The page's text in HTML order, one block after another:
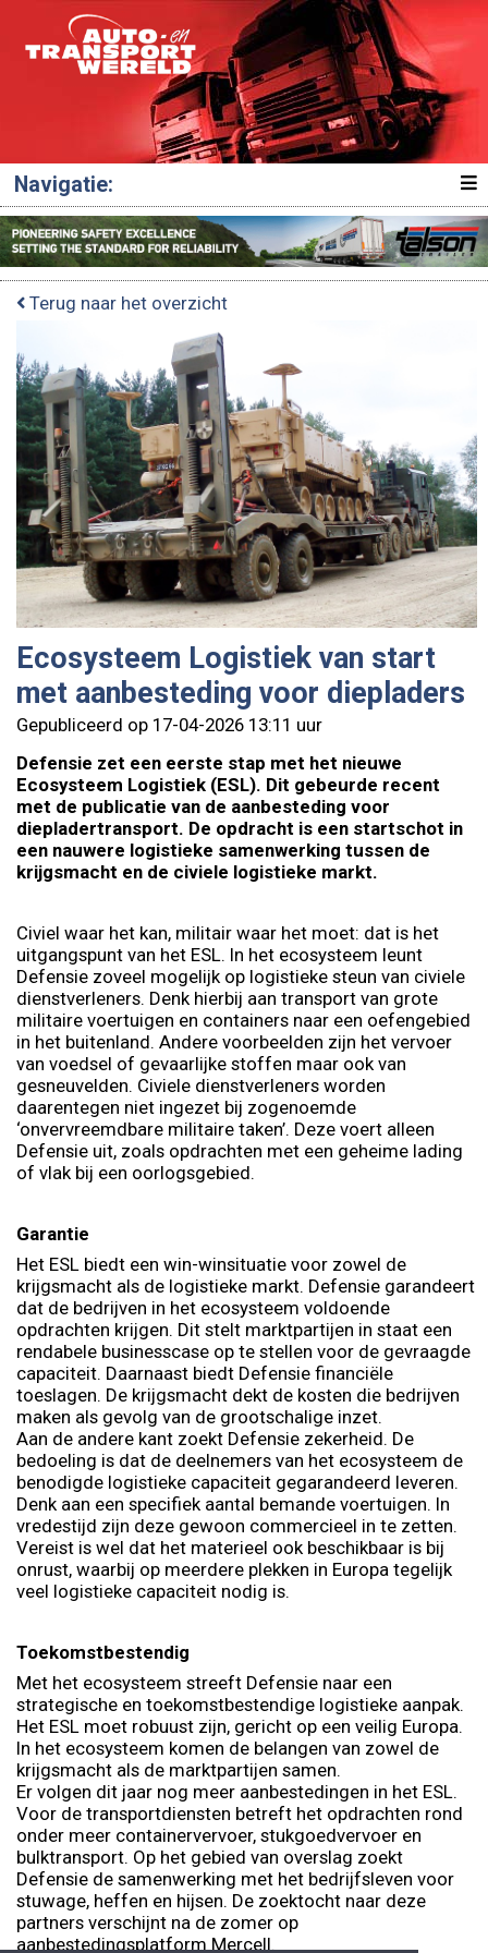
Navigatie:
Terug naar het overzicht
Ecosysteem Logistiek van start
met aanbesteding voor diepladers
Gepubliceerd op 17-04-2026 13:11 uur
Defensie zet een eerste stap met het nieuwe
Ecosysteem Logistiek (ESL). Dit gebeurde recent
met de publicatie van de aanbesteding voor
diepladertransport. De opdracht is een startschot in
een nauwere logistieke samenwerking tussen de
krijgsmacht en de civiele logistieke markt.
Civiel waar het kan, militair waar het moet: dat is het
uitgangspunt van het ESL. In het ecosysteem leunt
Defensie zoveel mogelijk op logistieke steun van civiele
dienstverleners. Denk hierbij aan transport van grote
militaire voertuigen en containers naar een oefengebied
in het buitenland. Andere voorbeelden zijn het vervoer
van voedsel of gevaarlijke stoffen maar ook van
gesneuvelden. Civiele dienstverleners worden
daarentegen niet ingezet bij zogenoemde
‘onvervreemdbare militaire taken’. Deze voert alleen
Defensie uit, zoals opdrachten met een geheime lading
of vlak bij een oorlogsgebied.
Garantie
Het ESL biedt een win-winsituatie voor zowel de
krijgsmacht als de logistieke markt. Defensie garandeert
dat de bedrijven in het ecosysteem voldoende
opdrachten krijgen. Dit stelt marktpartijen in staat een
rendabele businesscase op te stellen voor de gevraagde
capaciteit. Daarnaast biedt Defensie financiële
toeslagen. De krijgsmacht dekt de kosten die bedrijven
maken als gevolg van de grootschalige inzet.
Aan de andere kant zoekt Defensie zekerheid. De
bedoeling is dat de deelnemers van het ecosysteem de
benodigde logistieke capaciteit gegarandeerd leveren.
Denk aan een specifiek aantal bemande voertuigen. In
vredestijd zijn deze gewoon commercieel in te zetten.
Vereist is wel dat het materieel ook beschikbaar is bij
onrust, waarbij op meerdere plekken in Europa tegelijk
veel logistieke capaciteit nodig is.
Toekomstbestendig
Met het ecosysteem streeft Defensie naar een
strategische en toekomstbestendige logistieke aanpak.
Het ESL moet robuust zijn, gericht op een veilig Europa.
In het ecosysteem komen de belangen van zowel de
krijgsmacht als de marktpartijen samen.
Er volgen dit jaar nog meer aanbestedingen in het ESL.
Voor de transportdiensten betreft het opdrachten rond
onder meer containervervoer, stukgoedvervoer en
bulktransport. Op het gebied van overslag zoekt
Defensie de samenwerking met het bedrijfsleven voor
stuwage, heffen en hijsen. De zoektocht naar deze
partners verschijnt na de zomer op
aanbestedingsplatform Mercell.